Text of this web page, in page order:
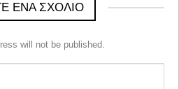
ΈΝΑ ΣΧΌΛΙΟ
will not be published.